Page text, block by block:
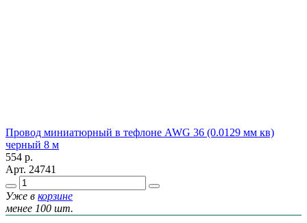
Провод миниатюрный в тефлоне AWG 36 (0.0129 мм кв)
черный 8 м
554 р.
Арт. 24741
Уже в корзине
менее 100 шт.